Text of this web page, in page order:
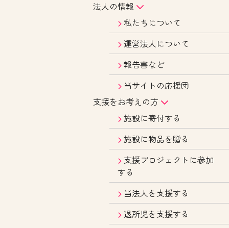
法人の情報
私たちについて
運営法人について
報告書など
当サイトの応援団
支援をお考えの方
施設に寄付する
施設に物品を贈る
支援プロジェクトに参加
する
当法人を支援する
退所児を支援する